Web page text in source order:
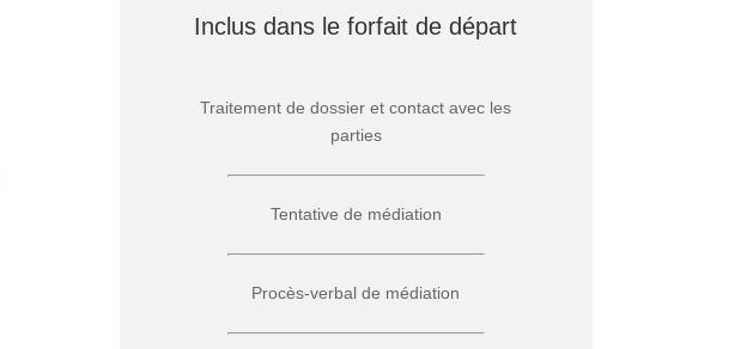
Inclus dans le forfait de départ
Traitement de dossier et contact avec les
parties
Tentative de médiation
Procès-verbal de médiation